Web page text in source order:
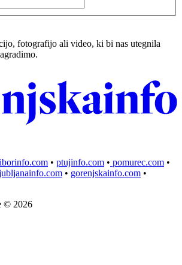
fotografijo ali video, ki bi nas utegnila
• ptujinfo.com • pomurec.com •
• gorenjskainfo.com •
© 2026
Prijavi se na cajtng